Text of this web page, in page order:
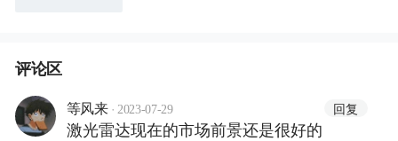
评论区
等风来 · 2023-07-29 回复
激光雷达现在的市场前景还是很好的